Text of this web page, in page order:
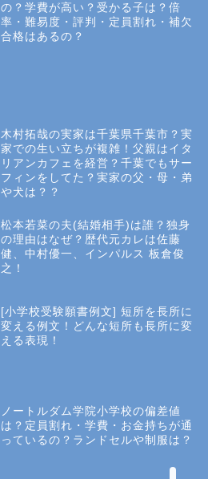
の？学費が高い？受かる子は？倍
率・難易度・評判・定員割れ・補欠
合格はあるの？
木村拓哉の実家は千葉県千葉市？実
家での生い立ちが複雑！父親はイタ
リアンカフェを経営？千葉でもサー
フィンをしてた？実家の父・母・弟
や犬は？？
松本若菜の夫(結婚相手)は誰？独身
の理由はなぜ？歴代元カレは佐藤
健、中村優一、インパルス 板倉俊
之！
[小学校受験願書例文] 短所を長所に
変える例文！どんな短所も長所に変
える表現！
ノートルダム学院小学校の偏差値
は？定員割れ・学費・お金持ちが通
っているの？ランドセルや制服は？
Privacy Policy
小学校受験
所長コラム
説明会や面接の服装